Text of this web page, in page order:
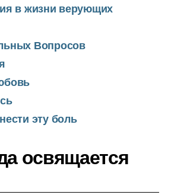
в жизни верующих
Вопросов
эту боль
освящается